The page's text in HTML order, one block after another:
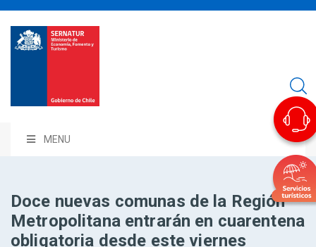
MENU
Doce nuevas comunas de la Región
Metropolitana entrarán en cuarentena
obligatoria desde este viernes